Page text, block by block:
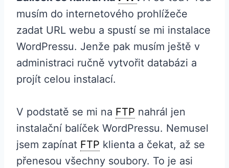
musím do internetového prohlížeče
zadat URL webu a spustí se mi instalace
WordPressu. Jenže pak musím ještě v
administraci ručně vytvořit databázi a
projít celou instalací.
V podstatě se mi na FTP nahrál jen
instalační balíček WordPressu. Nemusel
jsem zapínat FTP klienta a čekat, až se
přenesou všechny soubory. To je asi